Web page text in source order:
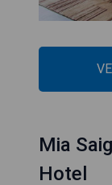
Mia
Hotel